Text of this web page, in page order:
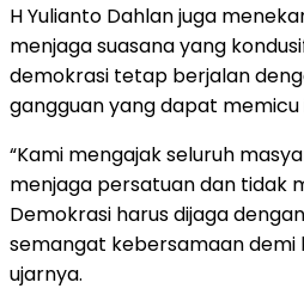
H Yulianto Dahlan juga
menjaga suasana yang
demokrasi tetap berjalan
gangguan yang dapat memicu
“Kami mengajak seluruh
menjaga persatuan dan tidak
Demokrasi harus dijaga
semangat kebersamaan demi
ujarnya.